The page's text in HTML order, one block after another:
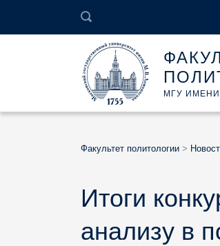
МГУ
Факультет политологии >
Итоги
анализу в